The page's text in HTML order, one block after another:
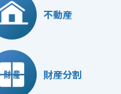
不動産
財産分割